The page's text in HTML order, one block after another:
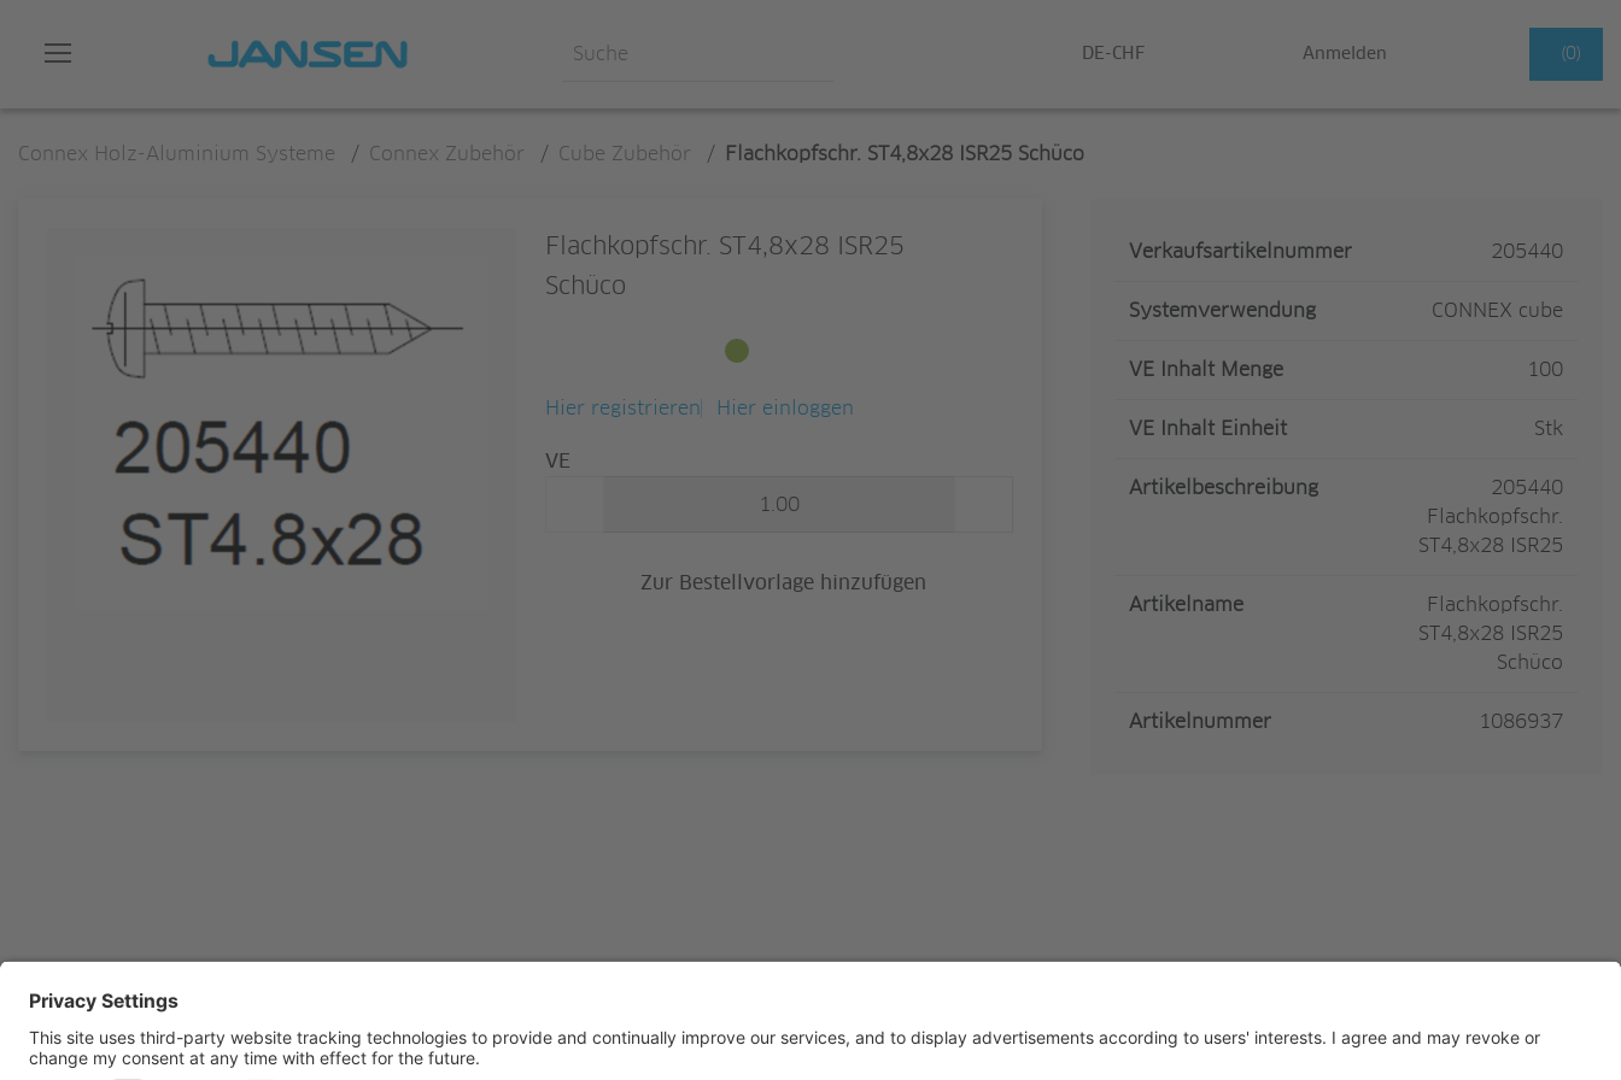
DE-CHF Anmelden (0)
Connex Holz-Aluminium Systeme / Connex Zubehör / Cube Zubehör / Flachkopfschr. ST4,8x28 ISR25 Schüco
Flachkopfschr. ST4,8x28 ISR25
Schüco
Hier registrieren Hier einloggen
Menge
VE
Zur Bestellvorlage hinzufügen
Verkaufsartikelnummer 205440
Systemverwendung CONNEX cube
VE Inhalt Menge 100
VE Inhalt Einheit Stk
Artikelbeschreibung
205440
Flachkopfschr.
ST4,8x28 ISR25
Artikelname
Flachkopfschr.
ST4,8x28 ISR25
Schüco
Artikelnummer 1086937